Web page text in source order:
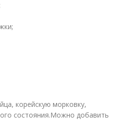
корейскую морковку,
состояния.Можно добавить